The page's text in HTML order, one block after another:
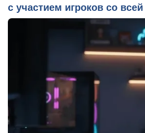
с участием игроков со